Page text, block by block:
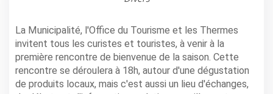
La Municipalité, l'Office du Tourisme et les Thermes
invitent tous les curistes et touristes, à venir à la
première rencontre de bienvenue de la saison. Cette
rencontre se déroulera à 18h, autour d'une dégustation
de produits locaux, mais c'est aussi un lieu d'échanges,